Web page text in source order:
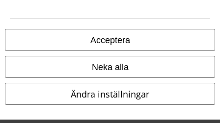
Acceptera
Neka alla
Ändra inställningar
Våra onlinebutiker